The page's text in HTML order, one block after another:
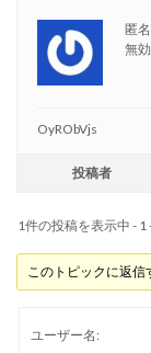
匿名
無効
OyRObVjs
投稿者
1件の投稿を表示中 - 1
このトピックに返信
ユーザー名: